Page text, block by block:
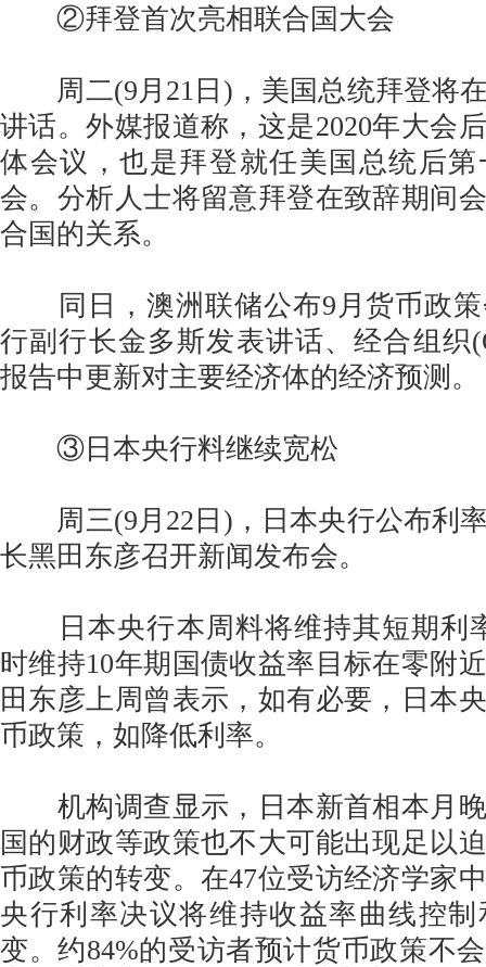
②拜登首次亮相联合国大会
周二(9月21日)，美国总统拜登将
讲话。外媒报道称，这是2020年大会
体会议，也是拜登就任美国总统后
会。分析人士将留意拜登在致辞期间
合国的关系。
同日，澳洲联储公布9月货币政策
行副行长金多斯发表讲话、经合组织
报告中更新对主要经济体的经济预测。
③日本央行料继续宽松
周三(9月22日)，日本央行公布利
长黑田东彦召开新闻发布会。
日本央行本周料将维持其短期利
时维持10年期国债收益率目标在零附
田东彦上周曾表示，如有必要，日本
币政策，如降低利率。
机构调查显示，日本新首相本月晚
国的财政等政策也不大可能出现足以
币政策的转变。在47位受访经济学家
央行利率决议将维持收益率曲线控
变。约84%的受访者预计货币政策不